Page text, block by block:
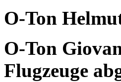
O-Ton
O-Ton
Flugzeuge